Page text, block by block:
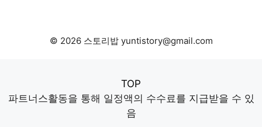
© 2026 스토리밥 yuntistory@gmail.com
TOP
파트너스활동을 통해 일정액의 수수료를 지급받을 수 있
음